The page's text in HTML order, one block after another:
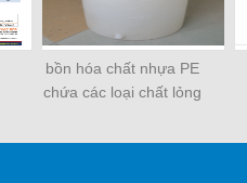
bồn hóa chất nhựa PE
chứa các loại chất lỏng